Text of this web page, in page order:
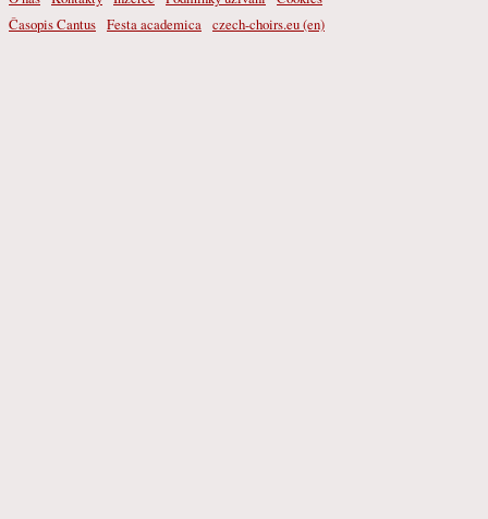
Časopis Cantus Festa academica czech-choirs.eu (en)